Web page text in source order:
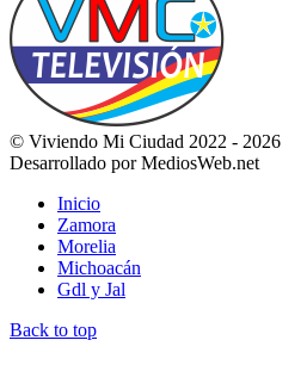
© Viviendo Mi Ciudad 2022 - 2026
Desarrollado por MediosWeb.net
Inicio
Zamora
Morelia
Michoacán
Gdl y Jal
Back to top